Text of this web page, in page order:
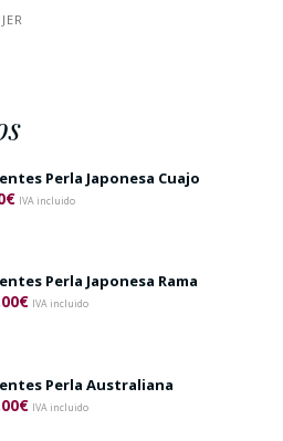
Perla Japonesa Cuajo
€ IVA incluido
Perla Japonesa Rama
€ IVA incluido
Perla Australiana
€ IVA incluido